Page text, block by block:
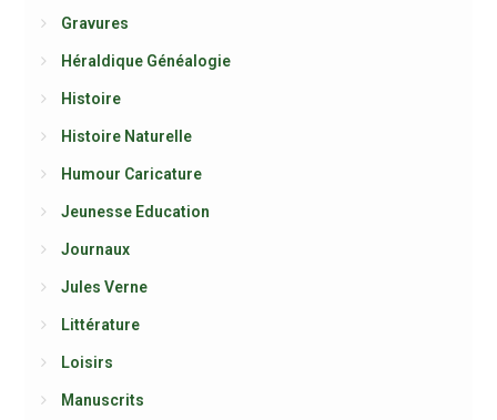
Gravures
Héraldique Généalogie
Histoire
Histoire Naturelle
Humour Caricature
Jeunesse Education
Journaux
Jules Verne
Littérature
Loisirs
Manuscrits